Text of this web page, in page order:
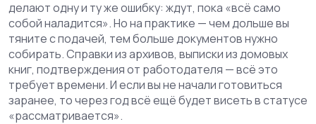
делают одну и ту же ошибку: ждут, пока «всё само
собой наладится». Но на практике — чем дольше вы
тяните с подачей, тем больше документов нужно
собирать. Справки из архивов, выписки из домовых
книг, подтверждения от работодателя — всё это
требует времени. И если вы не начали готовиться
заранее, то через год всё ещё будет висеть в статусе
«рассматривается».